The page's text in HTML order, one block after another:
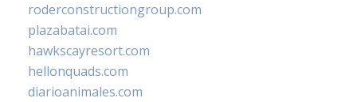
roderconstructiongroup.com
plazabatai.com
hawkscayresort.com
hellonquads.com
diarioanimales.com